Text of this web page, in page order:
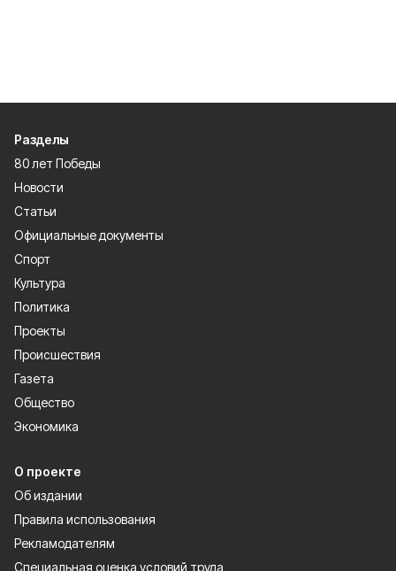
Разделы
80 лет Победы
Новости
Статьи
Официальные документы
Спорт
Культура
Политика
Проекты
Происшествия
Газета
Общество
Экономика
О проекте
Об издании
Правила использования
Рекламодателям
Специальная оценка условий труда